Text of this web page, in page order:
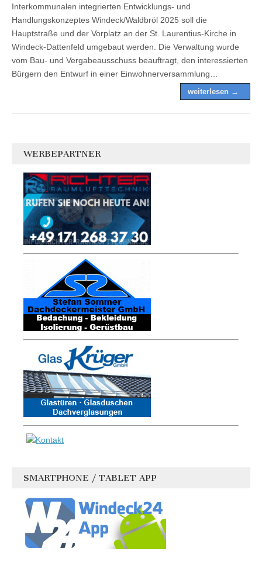
Interkommunalen integrierten Entwicklungs- und
Handlungskonzeptes Windeck/Waldbröl 2025 soll die
Hauptstraße und der Vorplatz an der St. Laurentius-Kirche in
Windeck-Dattenfeld umgebaut werden. Die Verwaltung wurde
vom Bau- und Vergabeausschuss beauftragt, den interessierten
Bürgern den Entwurf in einer Einwohnerversammlung…
weiterlesen →
WERBEPARTNER
SMARTPHONE / TABLET APP